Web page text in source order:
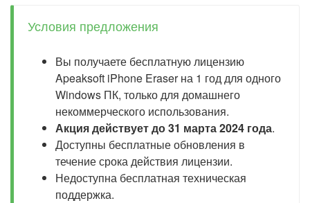
Условия предложения
Вы получаете бесплатную лицензию
Apeaksoft iPhone Eraser на 1 год для одного
Windows ПК, только для домашнего
некоммерческого использования.
Акция действует до 31 марта 2024 года.
Доступны бесплатные обновления в
течение срока действия лицензии.
Недоступна бесплатная техническая
поддержка.